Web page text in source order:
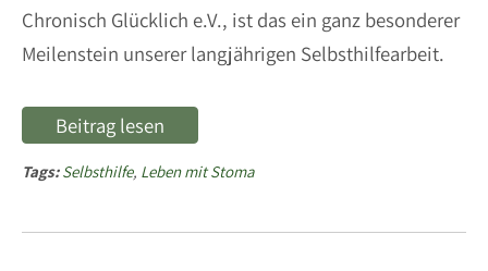
Chronisch Glücklich e.V., ist das ein ganz besonderer
Meilenstein unserer langjährigen Selbsthilfearbeit.
Beitrag lesen
Tags:Selbsthilfe, Leben mit Stoma